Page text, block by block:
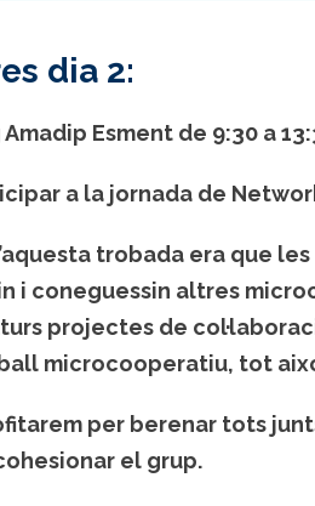
dia 2:
Esment de 9:30 a
a la jornada de
trobada era que
i coneguessin altres
projectes de
microcooperatiu, tot
per berenar tots
el grup.